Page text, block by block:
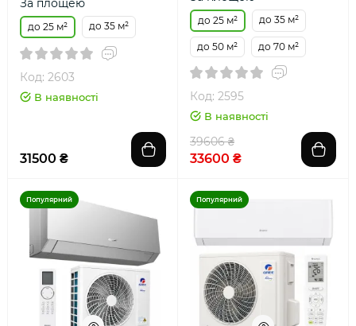
За площею
до 25 м² до 35 м²
Код: 2603
В наявності
31500 ₴
до 25 м² до 35 м²
до 50 м² до 70 м²
Код: 2595
В наявності
39606 ₴
33600 ₴
Популярний Популярний